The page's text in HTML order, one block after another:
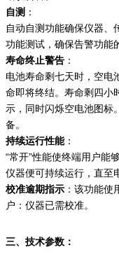
自测 ：
自动自测功能确保仪器、
功能测试，确保告警功能
寿命终止警告 ：
电池寿命剩七天时，空电
命即将终结。寿命剩四小
示，同时闪烁空电池图标
备。
持续运行性能：
“常开”性能使终端用户能
仪器便可持续运行，直至
校准逾期指示 ：该功能
户：仪器已需校准。
三、技术参数：